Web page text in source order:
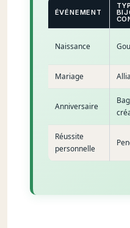
ÉVÉNEMENT
Naissance
Mariage
Anniversaire
Réussite
personnelle